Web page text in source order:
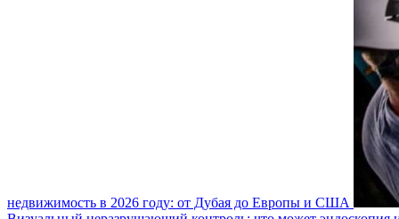
недвижимость в 2026 году: от Дубая до Европы и США